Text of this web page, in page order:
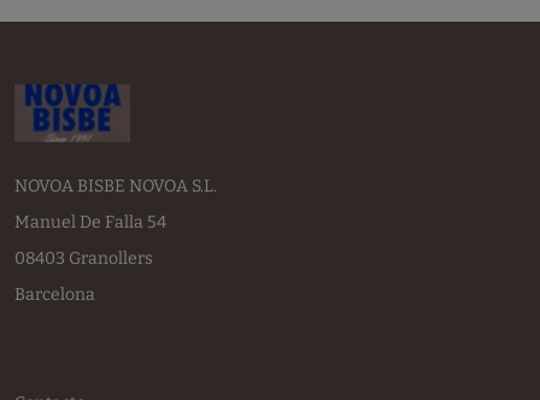
NOVOA BISBE NOVOA S.L.
Manuel De Falla 54
08403 Granollers
Barcelona